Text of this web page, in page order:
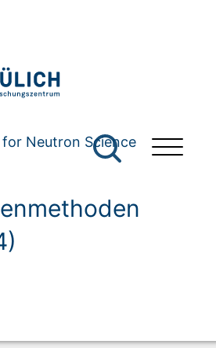
Neutron Science